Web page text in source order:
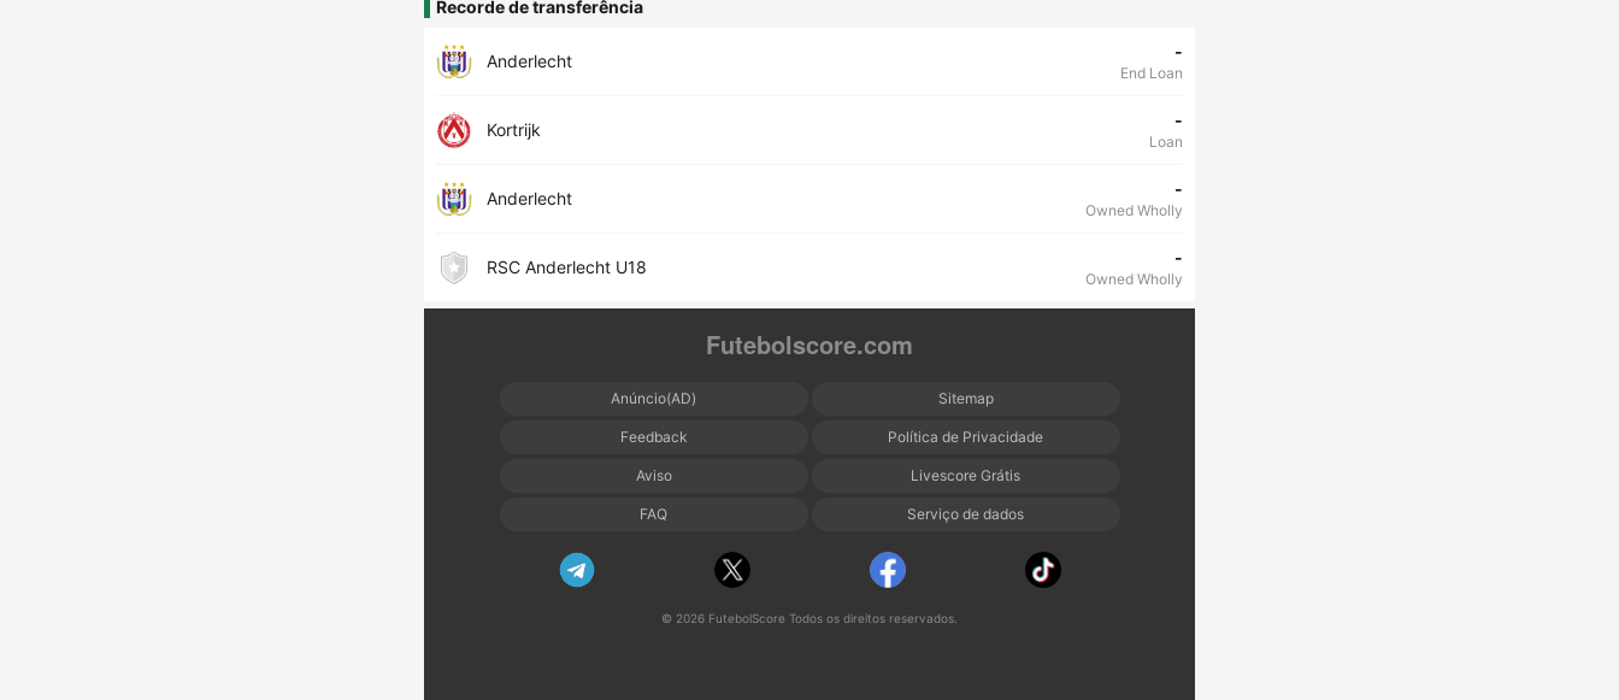
Recorde de transferência
Anderlecht -
End Loan
Kortrijk -
Loan
Anderlecht -
Owned Wholly
RSC Anderlecht U18 -
Owned Wholly
Futebolscore.com
Anúncio(AD) Sitemap
Feedback Política de Privacidade
Aviso Livescore Grátis
FAQ Serviço de dados
© 2026 FutebolScore Todos os direitos reservados.